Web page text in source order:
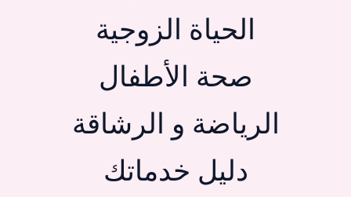
الحياة الزوجية
صحة الأطفال
الرياضة و الرشاقة
دليل خدماتك